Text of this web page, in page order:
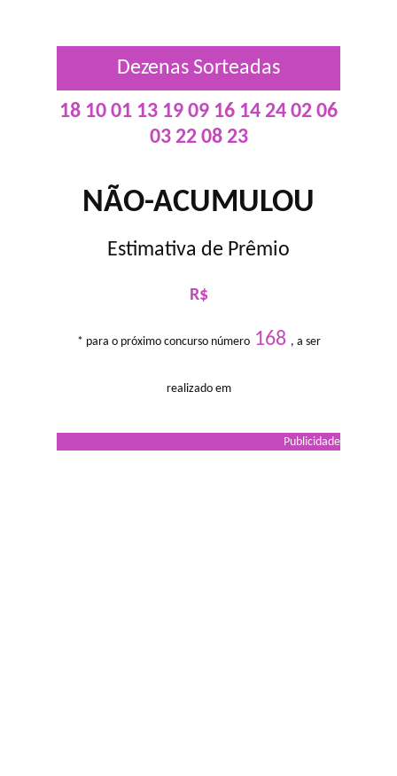
Dezenas Sorteadas
18 10 01 13 19 09 16 14 24 02 06
03 22 08 23
NÃO-ACUMULOU
Estimativa de Prêmio
R$
* para o próximo concurso número168 , a ser
realizado em
Publicidade